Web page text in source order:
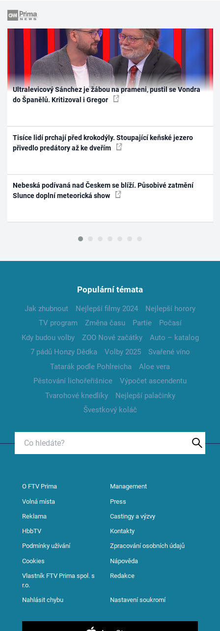
Ultralevicový Sánchez je žábou na prameni, pustil se Vondra
do Španělů. Kritizoval i Gregor
Tisíce lidí prchají před krokodýly. Stoupající keňské jezero
přivedlo predátory až ke dveřím
Nebeská podívaná nad Českem se blíží. Působivé zatmění
Slunce doplní meteorická show
Populární témata
Jak zhubnout Nejlepší filmy 2024
Nejlepší horory
TV program
Změna času Partie
Počasí
Kdy budou volby
ZOO Nové začátky
Auto – katalog
7 pádů Honzy Dědka
Volby 2025
Svařené víno
Tatarák podle Pohlreicha
Aloe vera
Pěstování lichořeřišnice
Výpočet ascendentu
Tvarohové knedlíky
Nejlepší palačinky
Švestkový koláč
O FTV Prima Management
Volná místa Press
Reklama Castingy a výzvy
HbbTV Kontakty
Podmínky užívání Zpracování osobních údajů
Cookies Nápověda
Vlastník FTV Prima spol. s
r.o.
Redakce
Nahlásit chybu Nastavení soukromí